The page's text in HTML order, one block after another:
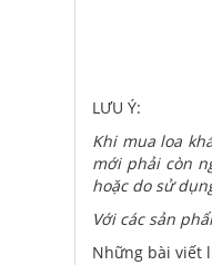
LƯU Ý:
Khi mua loa
mới phải còn
hoặc do sử
Với các sản
Những bài viết